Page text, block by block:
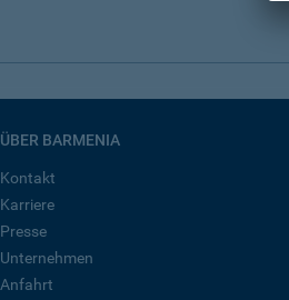
ÜBER BARMENIA
Kontakt
Karriere
Presse
Unternehmen
Anfahrt